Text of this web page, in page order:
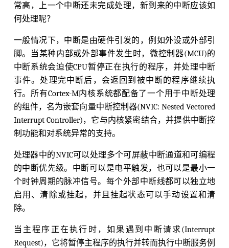
常高，上一个中断还未完成处理，新到来的中断应该如
何处理呢？
一般情况下，中断是由硬件引发的，例如外设或外部引
脚。当某种内部或外部事件发生时，微控制器(MCU)的
中断系统会迫使CPU暂停正在执行的程序，并处理中断
事件。处理完中断后，会返回到被中断的程序继续执
行。所有Cortex-M内核系统都配备了一个用于中断处理
的组件，名为嵌套向量中断控制器(NVIC: Nested Vectored
Interrupt Controller)，它与内核紧密结合，并提供中断控
制功能和对系统异常的支持。
处理器中的NVIC可以处理多个可屏蔽中断通道和可编程
的中断优先级。中断可以是电平触发，也可以是最小一
个时钟周期的脉冲信号。每个外部中断线都可以独立地
启用、清除或挂起，并且挂起状态可以手动设置和清
除。
当主程序正在执行时，如果遇到中断请求(Interrupt
Request)，它将暂停主程序的执行并转而执行中断服务例